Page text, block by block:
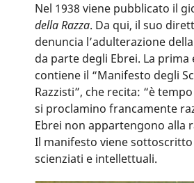
Nel 1938 viene pubblicato il
della Razza. Da qui, il suo
denuncia l’adulterazione
da parte degli Ebrei. La prima
contiene il “Manifesto degli
Razzisti”, che recita: “è
si proclamino francamente
Ebrei non appartengono alla
Il manifesto viene
scienziati e intellettuali.